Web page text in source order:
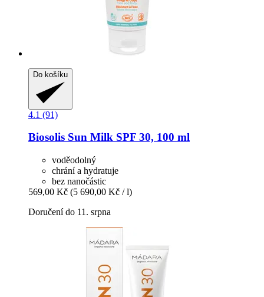
Do košíku
4.1 (91)
Biosolis Sun Milk SPF 30, 100 ml
voděodolný
chrání a hydratuje
bez nanočástic
569,00 Kč (5 690,00 Kč / l)
Doručení do 11. srpna